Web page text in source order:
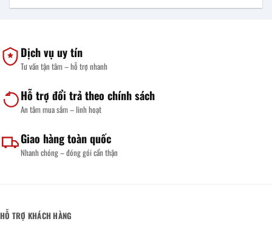
Dịch vụ uy tín
Tư vấn tận tâm – hỗ trợ nhanh
Hỗ trợ đổi trả theo chính sách
An tâm mua sắm – linh hoạt
Giao hàng toàn quốc
Nhanh chóng – đóng gói cẩn thận
HỖ TRỢ KHÁCH HÀNG